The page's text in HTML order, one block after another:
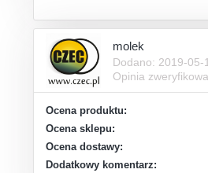
molek
Dodano: 2019-05-
Opinia
Ocena produktu:
Ocena sklepu:
Ocena dostawy:
Dodatkowy komentarz: